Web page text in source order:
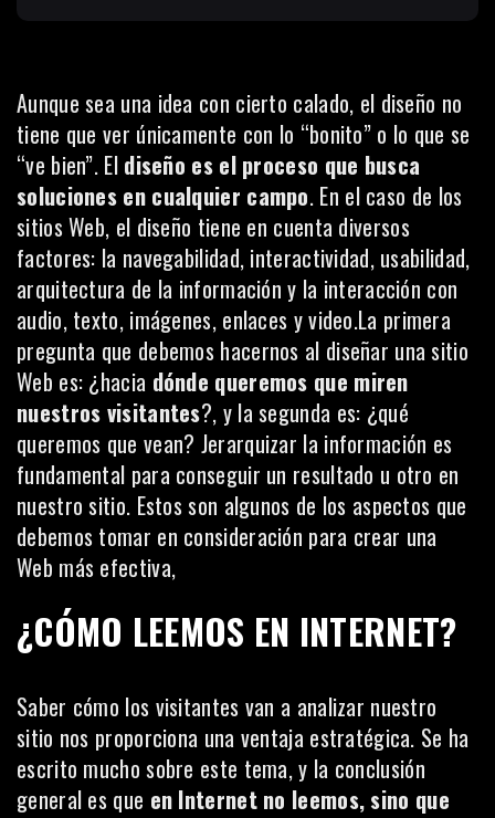
Aunque sea una idea con cierto calado, el diseño no
tiene que ver únicamente con lo “bonito” o lo que se
“ve bien”. Eldiseño es el proceso que busca
soluciones en cualquier campo. En el caso de los
sitios Web, el diseño tiene en cuenta diversos
factores: la navegabilidad, interactividad, usabilidad,
arquitectura de la información y la interacción con
audio, texto, imágenes, enlaces y video.La primera
pregunta que debemos hacernos al diseñar una sitio
Web es: ¿hacia dónde queremos que miren
nuestros visitantes?, y la segunda es: ¿qué
queremos que vean? Jerarquizar la información es
fundamental para conseguir un resultado u otro en
nuestro sitio. Estos son algunos de los aspectos que
debemos tomar en consideración para crear una
Web más efectiva,
¿CÓMO LEEMOS EN INTERNET?
Saber cómo los visitantes van a analizar nuestro
sitio nos proporciona una ventaja estratégica. Se ha
escrito mucho sobre este tema, y la conclusión
general es que en Internet no leemos, sino que